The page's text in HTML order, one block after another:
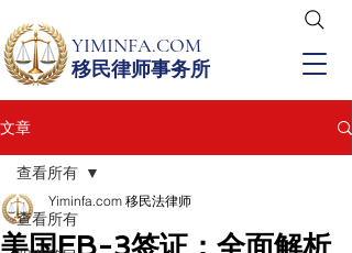
YIMINFA.COM
移民律师事务所
文章
查看所有
查看所有
美国EB-3签证：全面解析
Yiminfa.com 移民法律师